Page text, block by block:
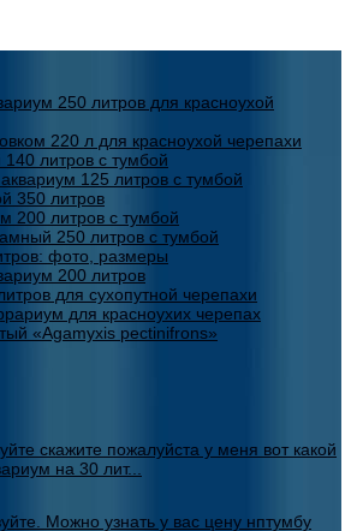
250 литров для красноухой
220 л для красноухой черепахи
литров с тумбой
125 литров с тумбой
350 литров
200 литров с тумбой
250 литров с тумбой
фото, размеры
200 литров
для сухопутной черепахи
для красноухих черепах
«Agamyxis pectinifrons»
скажите пожалуйста у меня вот какой
на 30 лит...
Можно узнать у вас цену нптумбу